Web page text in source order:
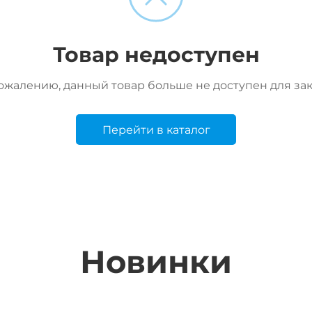
Товар недоступен
данный товар больше не доступен для
Перейти в каталог
Новинки